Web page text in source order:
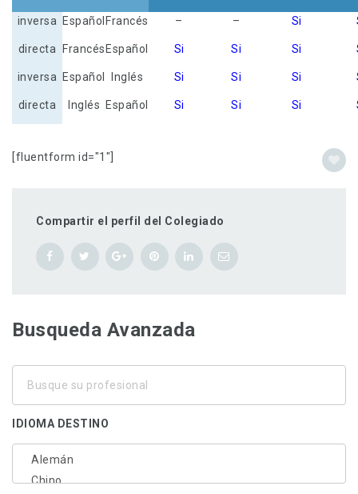
inversa Español Francés – – Si
directa Francés Español Si Si Si
inversa Español Inglés Si Si Si
directa Inglés Español Si Si Si
[fluentform id="1"]
Compartir el perfil del Colegiado
Busqueda Avanzada
IDIOMA DESTINO